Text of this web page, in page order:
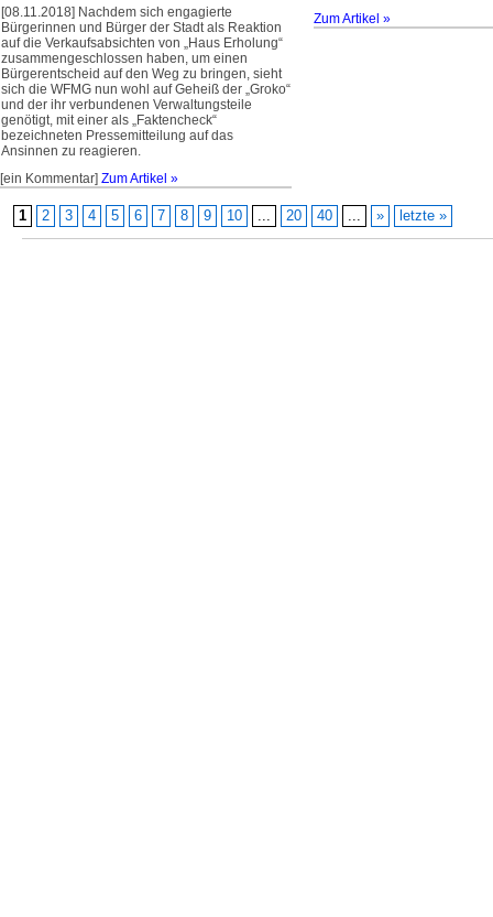
[08.11.2018] Nachdem sich engagierte
Bürgerinnen und Bürger der Stadt als Reaktion
auf die Verkaufsabsichten von „Haus Erholung“
zusammengeschlossen haben, um einen
Bürgerentscheid auf den Weg zu bringen, sieht
sich die WFMG nun wohl auf Geheiß der „Groko“
und der ihr verbundenen Verwaltungsteile
genötigt, mit einer als „Faktencheck“
bezeichneten Pressemitteilung auf das
Ansinnen zu reagieren.
[ein Kommentar] Zum Artikel »
Zum Artikel »
1 2 3 4 5 6 7 8 9 10 ... 20 40 ... » letzte »